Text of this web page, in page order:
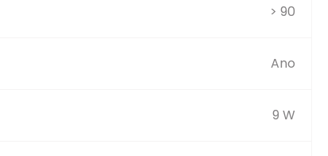
> 90
Ano
9 W